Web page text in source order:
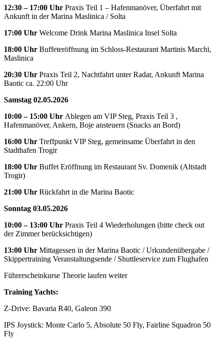
12:30 – 17:00 Uhr Praxis Teil 1 – Hafenmanöver, Überfahrt mit
Ankunft in der Marina Maslinica / Solta
17:00 Uhr Welcome Drink Marina Maslinica Insel Solta
18:00 Uhr Buffeteröffnung im Schloss-Restaurant Martinis Marchi,
Maslinica
20:30 Uhr Praxis Teil 2, Nachtfahrt unter Radar, Ankunft Marina
Baotic ca. 22:00 Uhr
Samstag 02.05.2026
10:00– 15:00 Uhr Ablegen am VIP Steg, Praxis Teil 3 ,
Hafenmanöver, Ankern, Boje ansteuern (Snacks an Bord)
16:00 Uhr Treffpunkt VIP Steg, gemeinsame Überfahrt in den
Stadthafen Trogir
18:00 Uhr Buffet Eröffnung im Restaurant Sv. Domenik (Altstadt
Trogir)
21:00 Uhr Rückfahrt in die Marina Baotic
Sonntag 03.05.2026
10:00 – 13:00 Uhr Praxis Teil 4 Wiederholungen (bitte check out
der Zimmer berücksichtigen)
13:00 Uhr Mittagessen in der Marina Baotic / Urkundenübergabe /
Skippertraining Veranstaltungsende / Shuttleservice zum Flughafen
Führerscheinkurse Theorie laufen weiter
Training Yachts:
Z-Drive: Bavaria R40, Galeon 390
IPS Joystick: Monte Carlo 5, Absolute 50 Fly, Fairline Squadron 50
Fly